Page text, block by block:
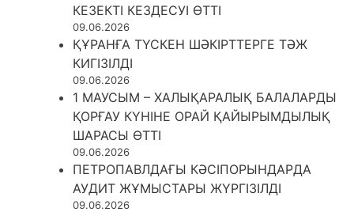
КЕЗЕКТІ КЕЗДЕСУІ ӨТТІ
09.06.2026
ҚҰРАНҒА ТҮСКЕН ШӘКІРТТЕРГЕ ТӘЖ
КИГІЗІЛДІ
09.06.2026
1 МАУСЫМ – ХАЛЫҚАРАЛЫҚ БАЛАЛАРДЫ
ҚОРҒАУ КҮНІНЕ ОРАЙ ҚАЙЫРЫМДЫЛЫҚ
ШАРАСЫ ӨТТІ
09.06.2026
ПЕТРОПАВЛДАҒЫ КӘСІПОРЫНДАРДА
АУДИТ ЖҰМЫСТАРЫ ЖҮРГІЗІЛДІ
09.06.2026